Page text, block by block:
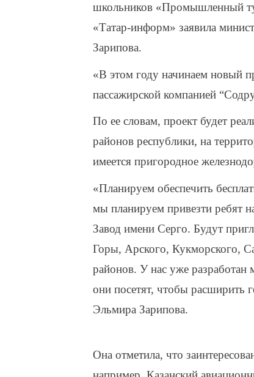
школьников «Промышленный
«Татар-информ» заявила
Зарипова.
«В этом году начинаем новый
пассажирской компанией
По ее словам, проект будет
районов республики, на
имеется пригородное
«Планируем обеспечить
мы планируем привезти ребят
Завод имени Серго. Будут
Горы, Арского, Кукморского,
районов. У нас уже разработан
они посетят, чтобы расширить
Эльмира Зарипова.
Она отметила, что